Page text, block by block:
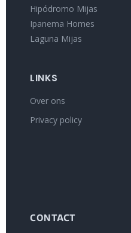
Hipódromo Mijas
Ipanema Homes
Laguna Mijas
LINKS
Over ons
Privacy policy
CONTACT